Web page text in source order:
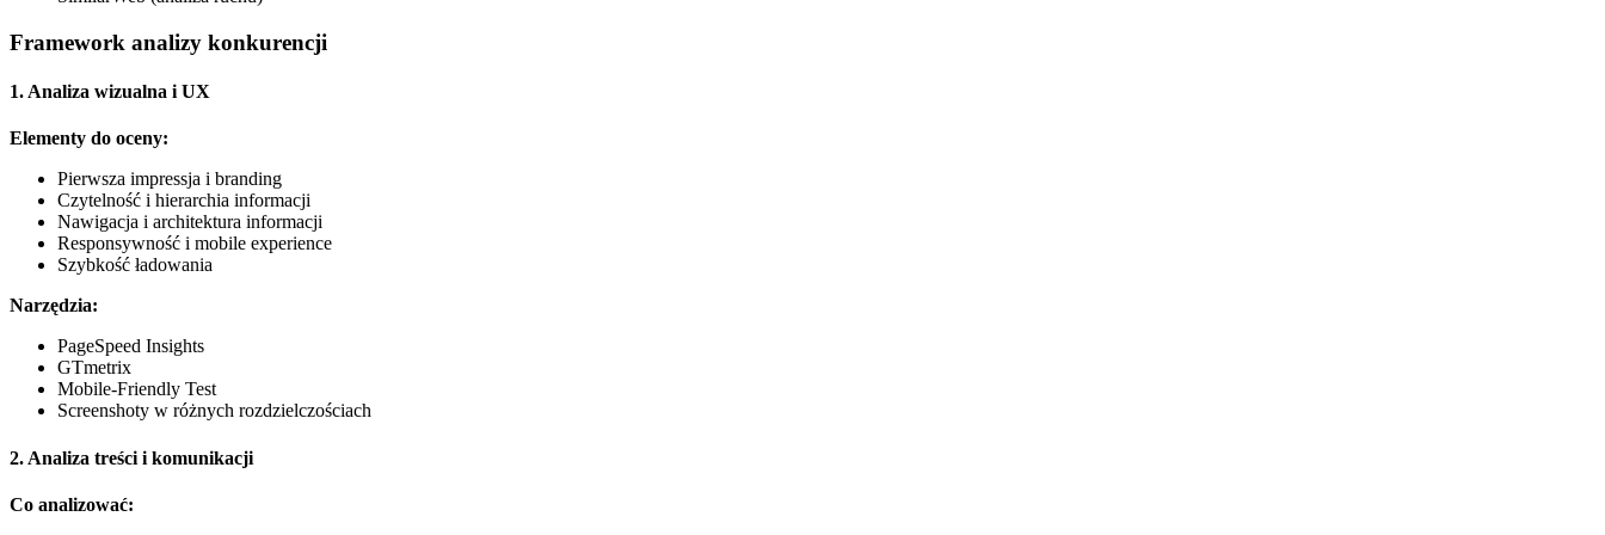
Framework analizy konkurencji
1. Analiza wizualna i UX
Elementy do oceny:
Pierwsza impressja i branding
Czytelność i hierarchia informacji
Nawigacja i architektura informacji
Responsywność i mobile experience
Szybkość ładowania
Narzędzia:
PageSpeed Insights
GTmetrix
Mobile-Friendly Test
Screenshoty w różnych rozdzielczościach
2. Analiza treści i komunikacji
Co analizować: